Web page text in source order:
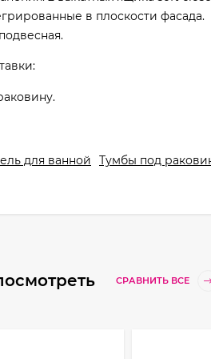
в плоскости фасада.
для ванной Тумбы под
СРАВНИТЬ ВСЕ